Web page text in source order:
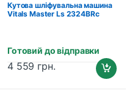
Кутова шліфувальна машина
Vitals Master Ls 2324BRc
Готовий до відправки
4 559 грн.